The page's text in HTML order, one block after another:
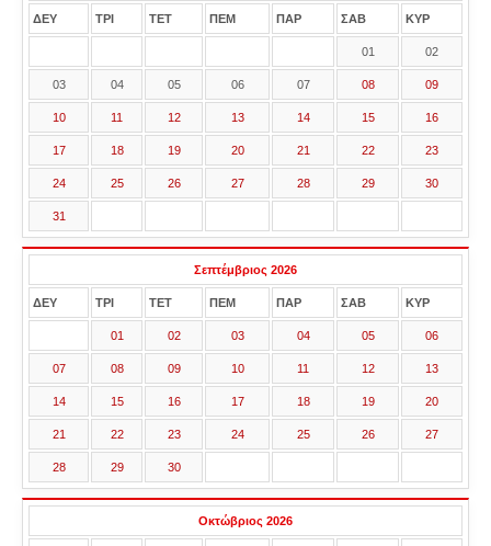
ΔΕΥ ΤΡΙ ΤΕΤ ΠΕΜ ΠΑΡ ΣΑΒ ΚΥΡ
01 02
03 04 05 06 07 08 09
10 11 12 13 14 15 16
17 18 19 20 21 22 23
24 25 26 27 28 29 30
31
Σεπτέμβριος 2026
ΔΕΥ ΤΡΙ ΤΕΤ ΠΕΜ ΠΑΡ ΣΑΒ ΚΥΡ
01 02 03 04 05 06
07 08 09 10 11 12 13
14 15 16 17 18 19 20
21 22 23 24 25 26 27
28 29 30
Οκτώβριος 2026